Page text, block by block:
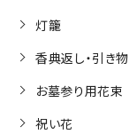
灯籠
香典返し・引き物
お墓参り用花束
祝い花